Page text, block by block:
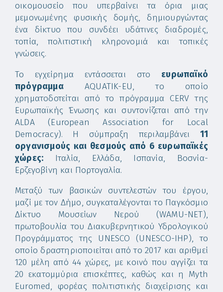
οικομουσείο που υπερβαίνει τα όρια μιας
μεμονωμένης φυσικής δομής, δημιουργώντας
ένα δίκτυο που συνδέει υδάτινες διαδρομές,
τοπία, πολιτιστική κληρονομιά και τοπικές
γνώσεις.
Το εγχείρημα εντάσσεται στο ευρωπαϊκό
πρόγραμμαAQUATIK-EU, το οποίο
χρηματοδοτείται από το πρόγραμμα CERV της
Ευρωπαϊκής Ένωσης και συντονίζεται από την
ALDA (European Association for Local
Democracy). Η σύμπραξη περιλαμβάνει 11
οργανισμούς και θεσμούς από 6 ευρωπαϊκές
χώρες: Ιταλία, Ελλάδα, Ισπανία, Βοσνία-
Ερζεγοβίνη και Πορτογαλία.
Μεταξύ των βασικών συντελεστών του έργου,
μαζί με τον Δήμο, συγκαταλέγονται το Παγκόσμιο
Δίκτυο Μουσείων Νερού (WAMU-NET),
πρωτοβουλία του Διακυβερνητικού Υδρολογικού
Προγράμματος της UNESCO (UNESCO-IHP), το
οποίο δραστηριοποιείται από το 2017 και αριθμεί
120 μέλη από 44 χώρες, με κοινό που αγγίζει τα
20 εκατομμύρια επισκέπτες, καθώς και η Myth
Euromed, φορέας πολιτιστικής διαχείρισης και